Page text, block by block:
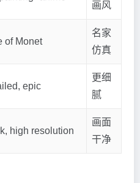
画风
of Monet
名家
仿真
epic
更细
腻
high resolution
画面
干净